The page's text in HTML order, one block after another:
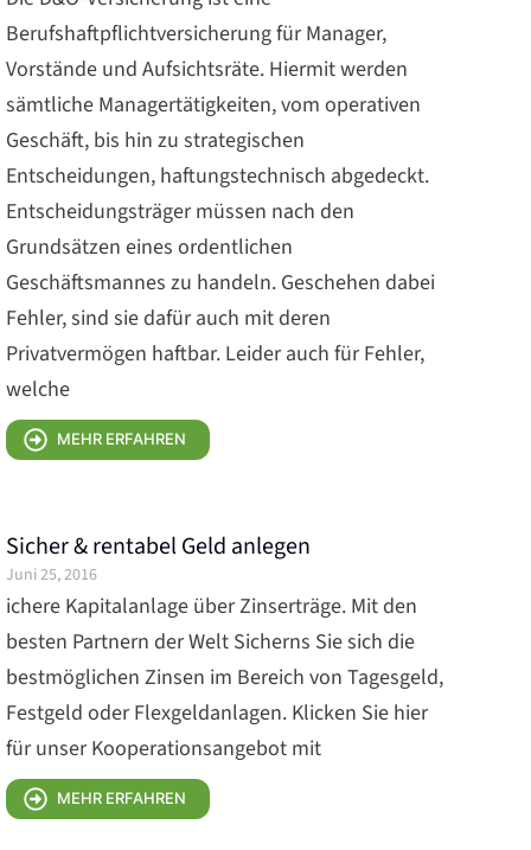
Berufshaftpflichtversicherung für Manager,
Vorstände und Aufsichtsräte. Hiermit werden
sämtliche Managertätigkeiten, vom operativen
Geschäft, bis hin zu strategischen
Entscheidungen, haftungstechnisch abgedeckt.
Entscheidungsträger müssen nach den
Grundsätzen eines ordentlichen
Geschäftsmannes zu handeln. Geschehen dabei
Fehler, sind sie dafür auch mit deren
Privatvermögen haftbar. Leider auch für Fehler,
welche
MEHR ERFAHREN
Sicher & rentabel Geld anlegen
Juni 25, 2016
ichere Kapitalanlage über Zinserträge. Mit den
besten Partnern der Welt Sicherns Sie sich die
bestmöglichen Zinsen im Bereich von Tagesgeld,
Festgeld oder Flexgeldanlagen. Klicken Sie hier
für unser Kooperationsangebot mit
MEHR ERFAHREN